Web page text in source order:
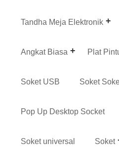
Tandha Meja Elektronik
Angkat Biasa Plat
Soket USB Soket
Pop Up Desktop Socket
Soket universal Soket